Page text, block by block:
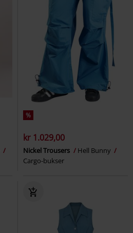
%
kr 1.029,00
Nickel Trousers
Hell Bunny
Cargo-bukser